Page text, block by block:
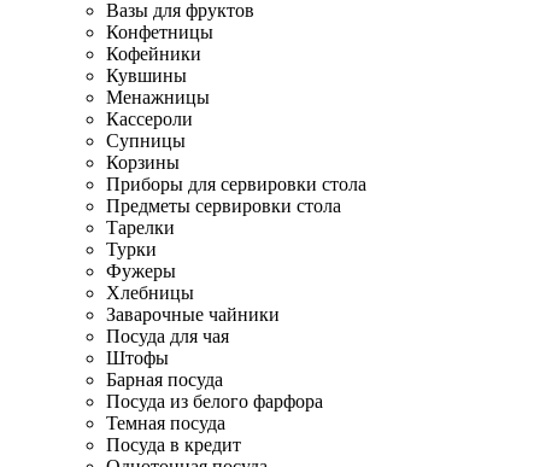
Вазы для фруктов
Конфетницы
Кофейники
Кувшины
Менажницы
Кассероли
Супницы
Корзины
Приборы для сервировки стола
Предметы сервировки стола
Тарелки
Турки
Фужеры
Хлебницы
Заварочные чайники
Посуда для чая
Штофы
Барная посуда
Посуда из белого фарфора
Темная посуда
Посуда в кредит